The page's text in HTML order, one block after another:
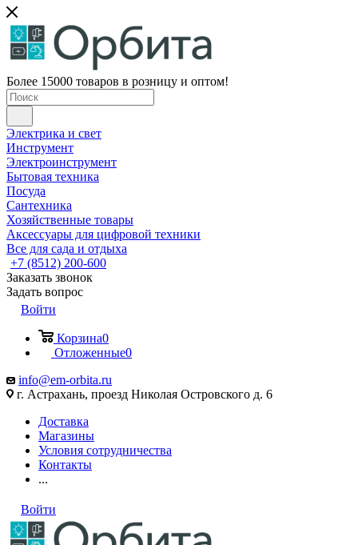
Более 15000 товаров в розницу и оптом!
Электрика и свет
Инструмент
Электроинструмент
Бытовая техника
Посуда
Сантехника
Хозяйственные товары
Аксессуары для цифровой техники
Все для сада и отдыха
+7 (8512) 200-600
Заказать звонок
Задать вопрос
Войти
Корзина0
Отложенные0
info@em-orbita.ru
г. Астрахань, проезд Николая Островского д. 6
Доставка
Магазины
Условия сотрудничества
Контакты
...
Войти